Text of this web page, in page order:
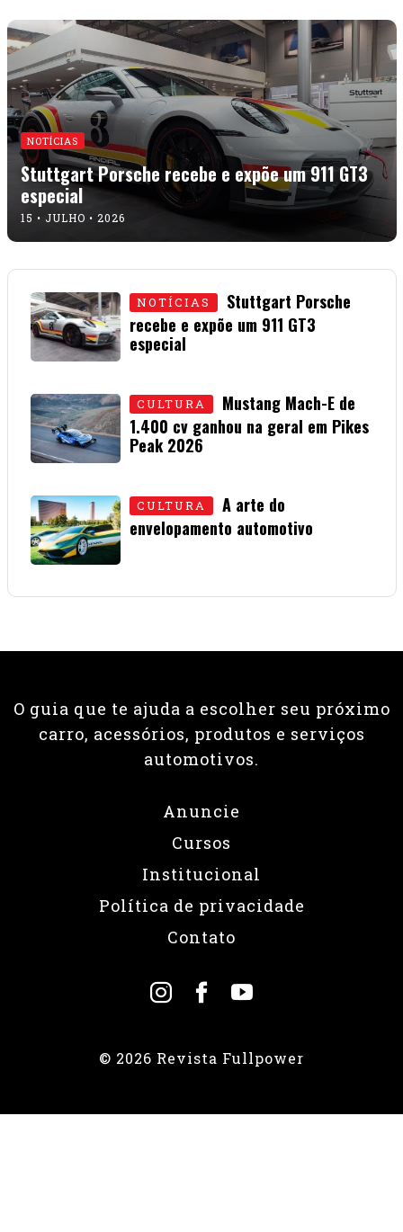
NOTÍCIAS
Stuttgart Porsche recebe e expõe um 911 GT3
especial
15 • JULHO • 2026
NOTÍCIAS
Stuttgart Porsche
recebe e expõe um 911 GT3
especial
CULTURA
Mustang Mach-E de
1.400 cv ganhou na geral em Pikes
Peak 2026
CULTURA
A arte do
envelopamento automotivo
O guia que te ajuda a escolher seu próximo
carro, acessórios, produtos e serviços
automotivos.
Anuncie
Cursos
Institucional
Política de privacidade
Contato
© 2026 Revista Fullpower